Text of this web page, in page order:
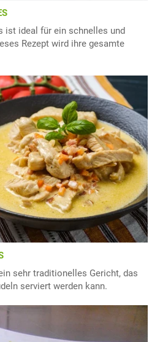
ist ideal für ein schnelles und
Rezept wird ihre gesamte
sehr traditionelles Gericht, das
serviert werden kann.